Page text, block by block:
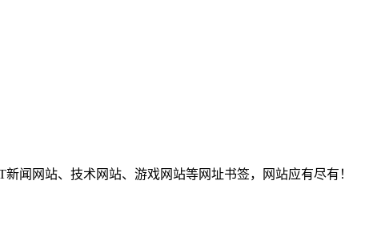
闻网站、技术网站、游戏网站等网址书签，网站应有尽有！